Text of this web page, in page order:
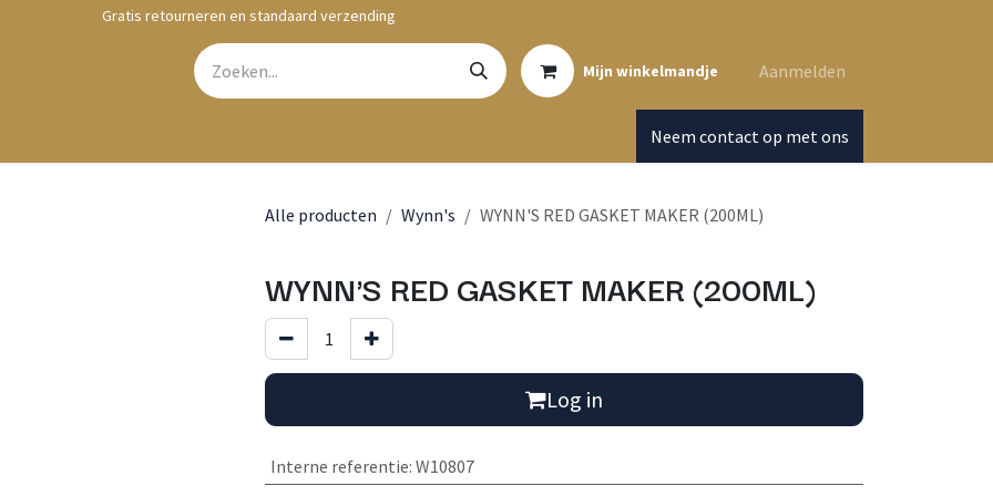
Gratis retourneren en standaard verzending
Mijn winkelmandje Aanmelden
Neem contact op met ons
Alle producten Wynn's WYNN'S RED GASKET MAKER (200ML)
WYNN'S RED GASKET MAKER (200ML)
Log in
Interne referentie: W10807